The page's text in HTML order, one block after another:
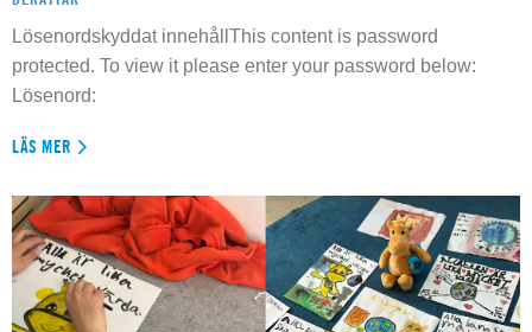
Lösenordskyddat innehållThis content is password
protected. To view it please enter your password below:
Lösenord:
LÄS MER